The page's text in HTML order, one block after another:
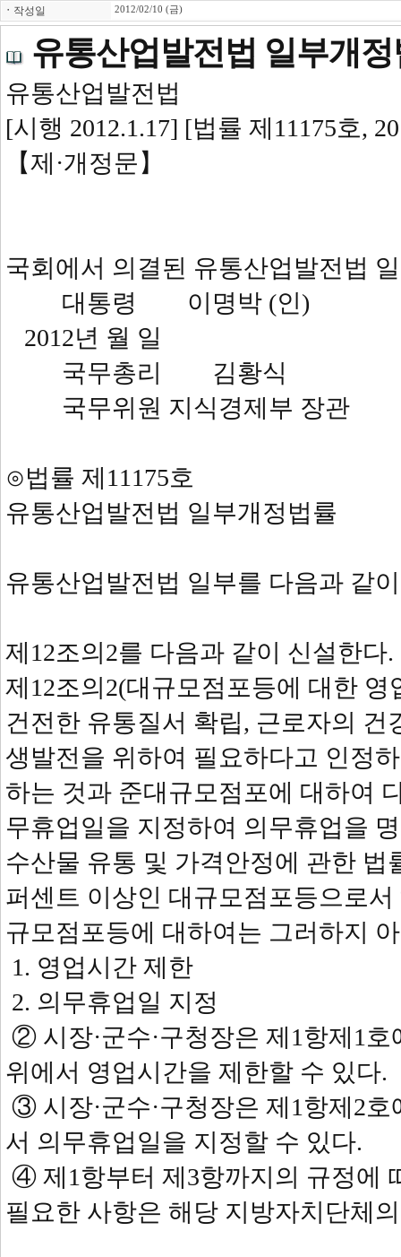
ㆍ 작성일 2012/02/10 (금)
유통산업발전법 일부개
유통산업발전법
[시행 2012.1.17] [법률 제11175호,
【제·개정문】
국회에서 의결된 유통산업발전법
대통령 이명박 (인)
2012년 월 일
국무총리 김황식
국무위원 지식경제부 장관
⊙법률 제11175호
유통산업발전법 일부개정법률
유통산업발전법 일부를 다음과 같
제12조의2를 다음과 같이 신설한다.
제12조의2(대규모점포등에 대한
건전한 유통질서 확립, 근로자의
생발전을 위하여 필요하다고 인정
하는 것과 준대규모점포에 대하여
무휴업일을 지정하여 의무휴업을
수산물 유통 및 가격안정에 관한
퍼센트 이상인 대규모점포등으로
규모점포등에 대하여는 그러하지
1. 영업시간 제한
2. 의무휴업일 지정
② 시장·군수·구청장은 제1항제1
위에서 영업시간을 제한할 수 있다.
③ 시장·군수·구청장은 제1항제2
서 의무휴업일을 지정할 수 있다.
④ 제1항부터 제3항까지의 규정에
필요한 사항은 해당 지방자치단체